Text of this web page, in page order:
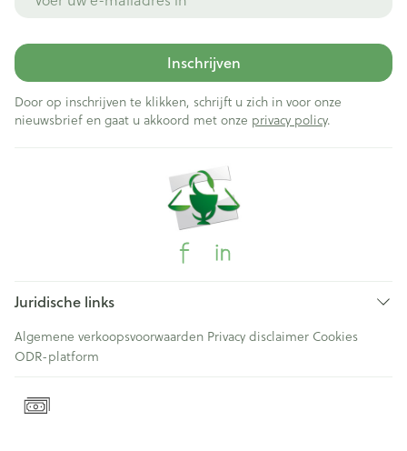
Inschrijven
Door op inschrijven te klikken, schrijft u zich in voor onze
nieuwsbrief en gaat u akkoord met onze privacy policy.
Juridische links
Algemene verkoopsvoorwaarden Privacy disclaimer Cookies
ODR-platform